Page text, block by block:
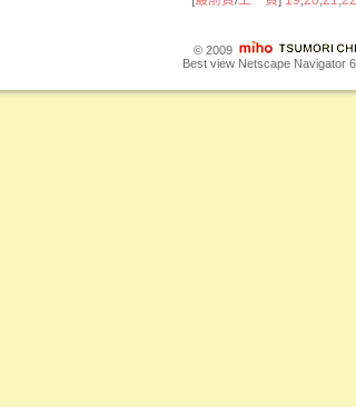
© 2009
Best view Netscape Navigator